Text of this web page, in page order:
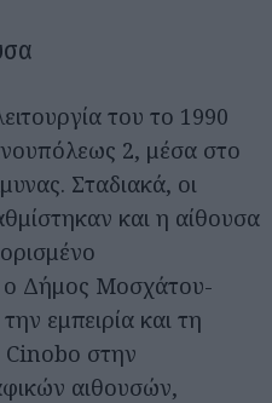
του το 1990
2, μέσα στο
Σταδιακά, οι
και η αίθουσα
ο Δήμος Μοσχάτου-
εμπειρία και τη
Cinobo στην
αιθουσών,